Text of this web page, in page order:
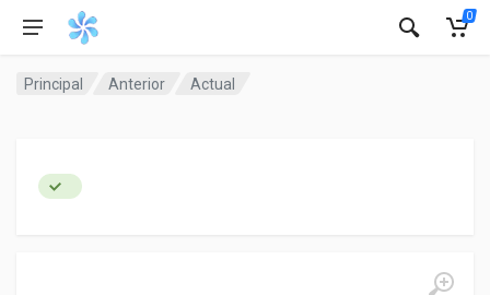
0
Principal Anterior Actual